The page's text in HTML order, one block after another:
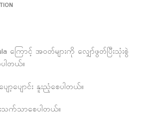
ကြောင့် အဝတ်များကို လျှော်ဖွတ်ပြီးသုံးစွဲ
ါတယ်။
ပျောင်း နူးညံ့စေပါတယ်။
သက်သာစေပါတယ်။